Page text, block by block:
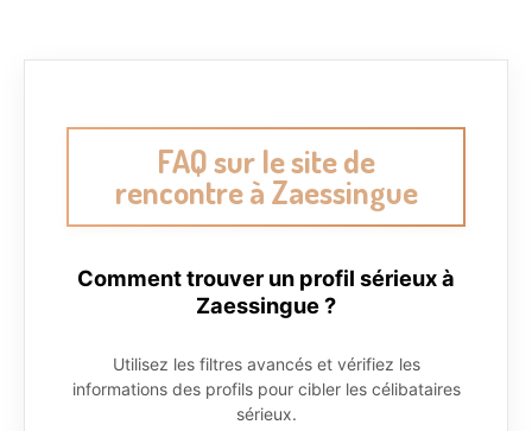
FAQ sur le site de
rencontre à Zaessingue
Comment trouver un profil sérieux à
Zaessingue ?
Utilisez les filtres avancés et vérifiez les
informations des profils pour cibler les célibataires
sérieux.